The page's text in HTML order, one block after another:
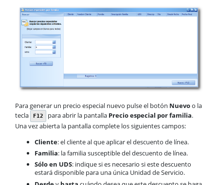
Para generar un precio especial nuevo pulse el botón Nuevoo la
tecla
F12 para abrir la pantalla Precio especial por familia.
Una vez abierta la pantalla complete los siguientes campos:
Cliente: el cliente al que aplicar el descuento de línea.
Familia: la familia susceptible del descuento de línea.
Sólo en UDS: indique si es necesario si este descuento
estará disponible para una única Unidad de Servicio.